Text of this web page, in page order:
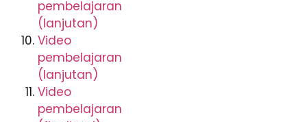
pembelajaran
(lanjutan)
Video
pembelajaran
(lanjutan)
Video
pembelajaran